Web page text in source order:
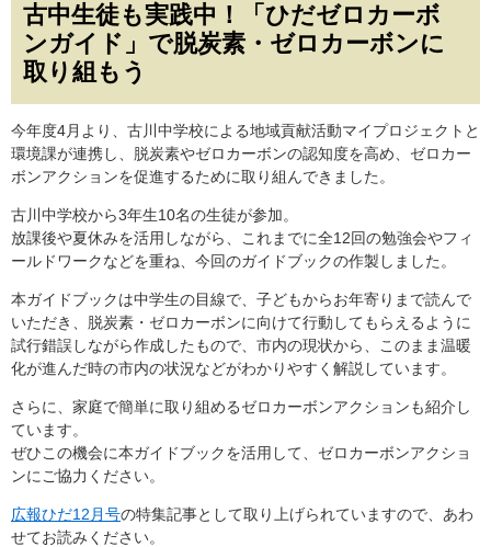
古中生徒も実践中！「ひだゼロカーボ
ンガイド」で脱炭素・ゼロカーボンに
取り組もう
今年度4月より、古川中学校による地域貢献活動マイプロジェクトと
環境課が連携し、脱炭素やゼロカーボンの認知度を高め、ゼロカー
ボンアクションを促進するために取り組んできました。
古川中学校から3年生10名の生徒が参加。
放課後や夏休みを活用しながら、これまでに全12回の勉強会やフィ
ールドワークなどを重ね、今回のガイドブックの作製しました。
本ガイドブックは中学生の目線で、子どもからお年寄りまで読んで
いただき、脱炭素・ゼロカーボンに向けて行動してもらえるように
試行錯誤しながら作成したもので、市内の現状から、このまま温暖
化が進んだ時の市内の状況などがわかりやすく解説しています。
さらに、家庭で簡単に取り組めるゼロカーボンアクションも紹介し
ています。
ぜひこの機会に本ガイドブックを活用して、ゼロカーボンアクショ
ンにご協力ください。
広報ひだ12月号の特集記事として取り上げられていますので、あわ
せてお読みください。